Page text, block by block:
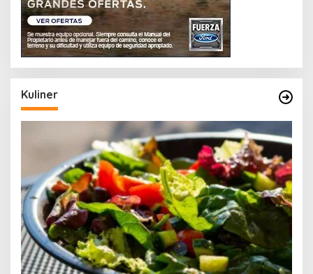
Kuliner